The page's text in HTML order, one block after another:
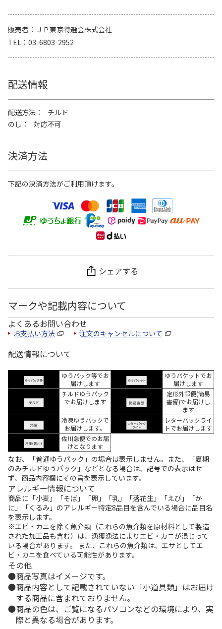
販売者
ＪＰ東京特選会株式会社
TEL
03-6803-2952
配送情報
配送方法
チルド
のし
対応不可
決済方法
下記の決済方法がご利用頂けます。
シェアする
マークや記載内容について
よくあるお問い合わせ
お支払い方法 注文のキャンセルについて
配送情報について
ゆうパック等でお
届けします
ゆうパケットでお
届けします
チルドゆうパック
でお届けします
定形外郵便(簡易
書留)でお届けし
ます
冷凍ゆうパックで
お届けします。
レターパックライ
トでお届けします
佐川急便でのお届
けとなります
なお、「普通ゆうパック」の場合は表示しません。また、「夏期
のみチルドゆうパック」などとなる場合は、記号での表示はせ
ず、商品内容欄にその旨を表示しています。
アレルギー情報について
商品に「小麦」「そば」「卵」「乳」「落花生」「えび」「か
に」「くるみ」のアレルギー特定8品目を含んでいる場合に品目名
を表示します。
※エビ・カニを除く魚介類（これらの魚介類を原材料として製造
された加工品も含む）は、漁獲漁法によりエビ・カニが混じって
いる場合があります。 また、これらの魚介類は、エサとしてエ
ビ・カニを食べている可能性があります。
その他
商品写真はイメージです。
商品内容として記載されていない「小道具類」はお届け
する商品に含まれておりません。
商品の色は、ご覧になるパソコンなどの環境により、実
際と異なる場合があります。